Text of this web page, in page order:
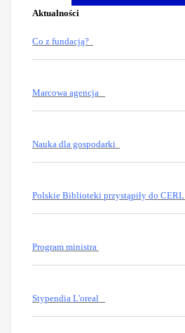
Aktualności
Co z fundacją?
Marcowa agencja
Nauka dla gospodarki
Polskie Biblioteki przystąpiły do CERL
Program ministra
Stypendia L'oreal